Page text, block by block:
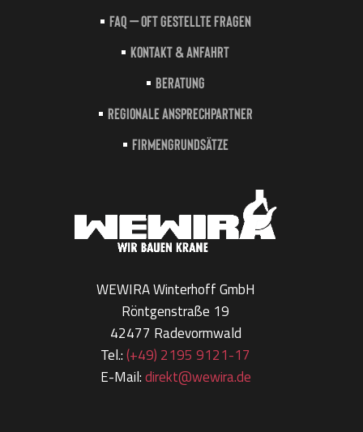
WEWIRA Winterhoff GmbH
Röntgenstraße 19
42477 Radevormwald
Tel.:(+49) 2195 9121-17
E-Mail:direkt@wewira.de
FAQ – Oft gestellte Fragen
Kontakt & Anfahrt
Beratung
Regionale Ansprechpartner
Firmengrundsätze